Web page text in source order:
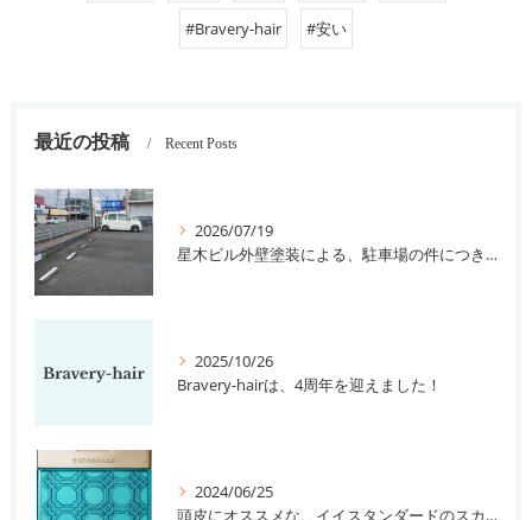
#Bravery-hair #安い
最近の投稿 Recent Posts
2026/07/19
星木ビル外壁塗装による、駐車場の件につきまして。
2025/10/26
Bravery-hairは、4周年を迎えました！
2024/06/25
頭皮にオススメな、イイスタンダードのスカルプ系シャンプー＆トリートメントです！